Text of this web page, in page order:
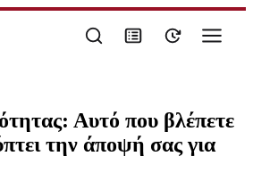
Αυτό που βλέπετε
την άποψή σας για